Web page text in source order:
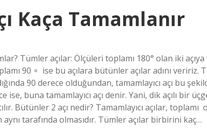
Kaça Tamamlanır
Tümler açılar: Ölçüleri toplamı 180° olan iki
90 ∘ ‍ ise bu açılara bütünler açılar adını veririz.
90 derece olduğundan, tamamlayıcı açı bu
ise, buna tamamlayıcı açı denir. Yani, dik açılı bir
Bütünler 2 açı nedir? Tamamlayıcı açılar, toplamı
tarafında olmasıdır. Tümler açılar birbirini kaç…